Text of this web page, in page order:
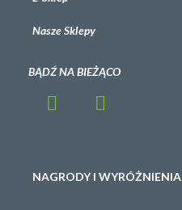
Nasze Sklepy
BĄDŹ NA BIEŻĄCO
NAGRODY I WYRÓŻNIENIA